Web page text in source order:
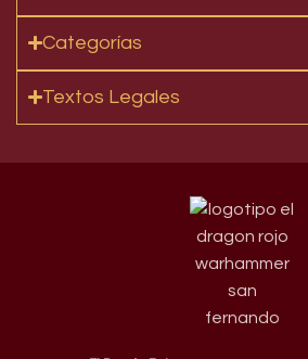
Categorías
Textos Legales